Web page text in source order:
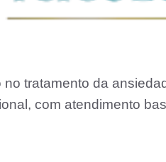
tratamento da
com atendimento